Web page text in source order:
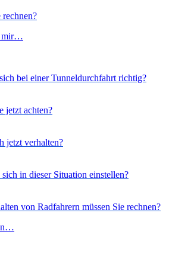
rechnen?
mir…
bei einer Tunneldurchfahrt richtig?
jetzt achten?
jetzt verhalten?
in dieser Situation einstellen?
von Radfahrern müssen Sie rechnen?